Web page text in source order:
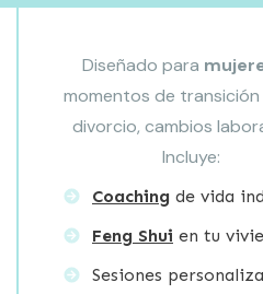
Diseñado para
momentos de transición
divorcio, cambios
Incluye:
Coaching de vida
Feng Shui en tu
Sesiones